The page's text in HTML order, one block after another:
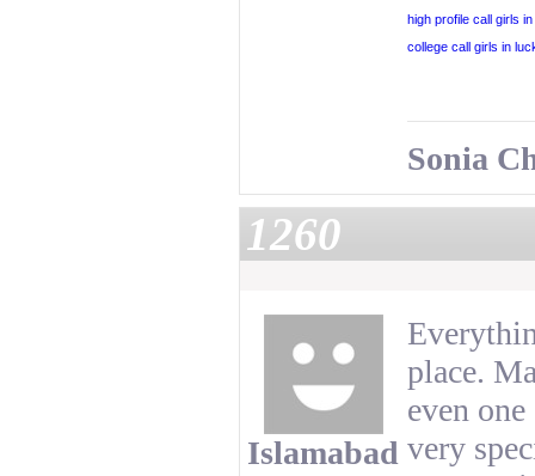
high profile call girls
college call girls in
Sonia
1260
Islamabad
place.
even
very